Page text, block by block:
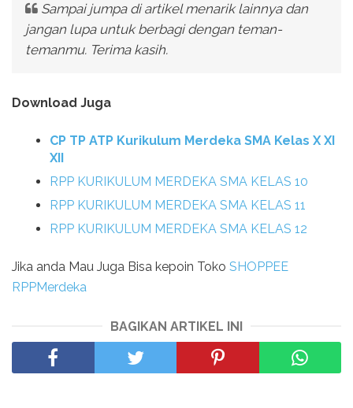
Sampai jumpa di artikel menarik lainnya dan
jangan lupa untuk berbagi dengan teman-
temanmu. Terima kasih.
Download Juga
CP TP ATP Kurikulum Merdeka SMA Kelas X XI
XII
RPP KURIKULUM MERDEKA SMA KELAS 10
RPP KURIKULUM MERDEKA SMA KELAS 11
RPP KURIKULUM MERDEKA SMA KELAS 12
Jika anda Mau Juga Bisa kepoin Toko SHOPPEE
RPPMerdeka
BAGIKAN ARTIKEL INI